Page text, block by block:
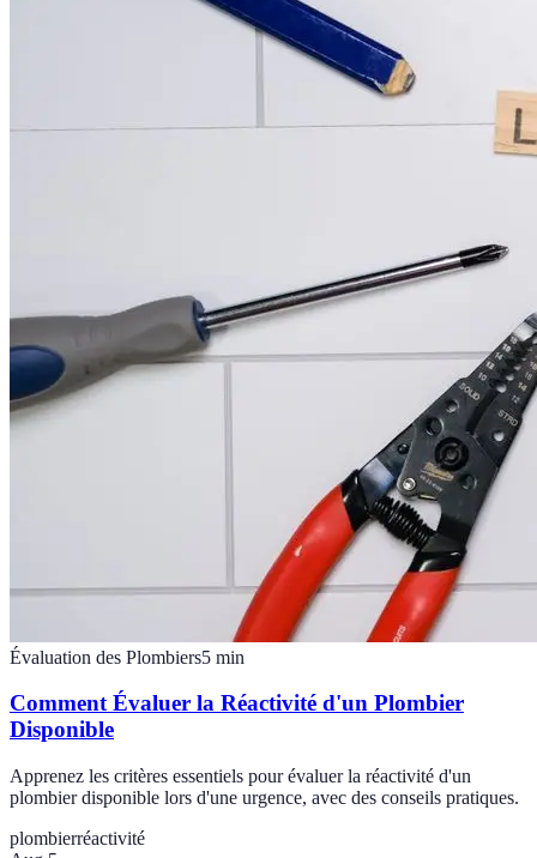
Évaluation des Plombiers5 min
Comment Évaluer la Réactivité d'un Plombier
Disponible
Apprenez les critères essentiels pour évaluer la réactivité d'un
plombier disponible lors d'une urgence, avec des conseils pratiques.
plombierréactivité